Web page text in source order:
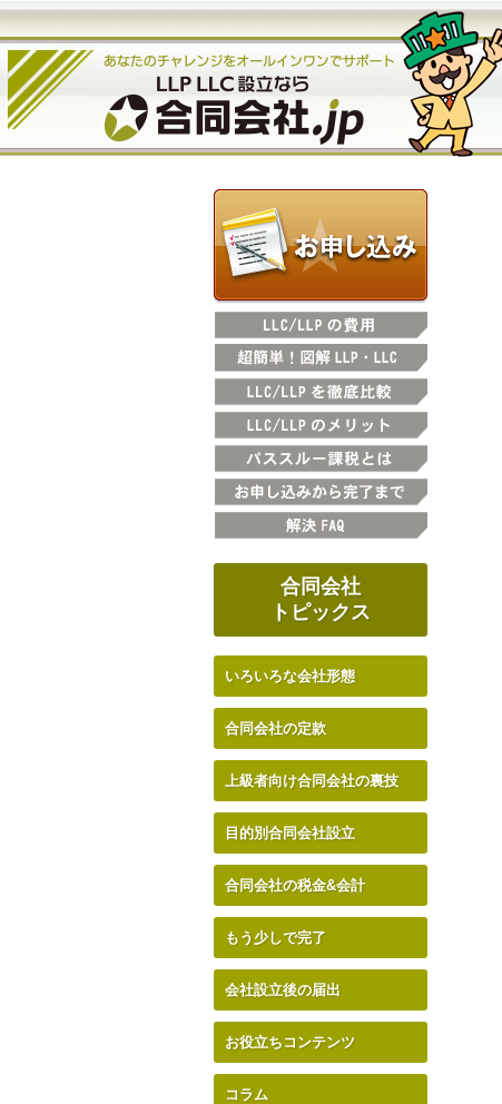
合同会社
トピックス
いろいろな会社形態
合同会社の定款
上級者向け合同会社の裏技
目的別合同会社設立
合同会社の税金&会計
もう少しで完了
会社設立後の届出
お役立ちコンテンツ
コラム